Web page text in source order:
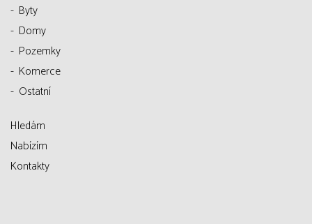
Byty
Domy
Pozemky
Komerce
Ostatní
Hledám
Nabízím
Kontakty